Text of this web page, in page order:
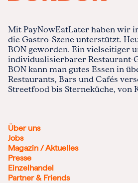
Mit PayNowEatLater haben wir
die Gastro-Szene unterstützt.
BON geworden. Ein vielseitiger
individualisierbarer Restaurant-
BON kann man gutes Essen in
Restaurants, Bars und Cafés
Streetfood bis Sterneküche, von
Über uns
Jobs
Magazin / Aktuelles
Presse
Einzelhandel
Partner & Friends